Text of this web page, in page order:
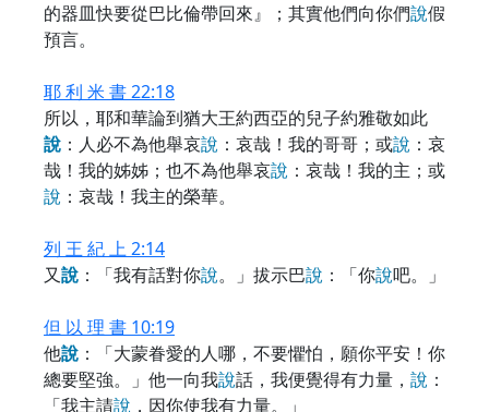
的器皿快要從巴比倫帶回來』；其實他們向你們說假
預言。
耶 利 米 書 22:18
所以，耶和華論到猶大王約西亞的兒子約雅敬如此
說 ：人必不為他舉哀說 ：哀哉！我的哥哥；或說 ：哀
哉！我的姊姊；也不為他舉哀說 ：哀哉！我的主；或
說 ：哀哉！我主的榮華。
列 王 紀 上 2:14
又說 ：「我有話對你說。」拔示巴說 ：「你說吧。」
但 以 理 書 10:19
他說 ：「大蒙眷愛的人哪，不要懼怕，願你平安！你
總要堅強。」他一向我說話，我便覺得有力量， 說 ：
「我主請說 ，因你使我有力量。」